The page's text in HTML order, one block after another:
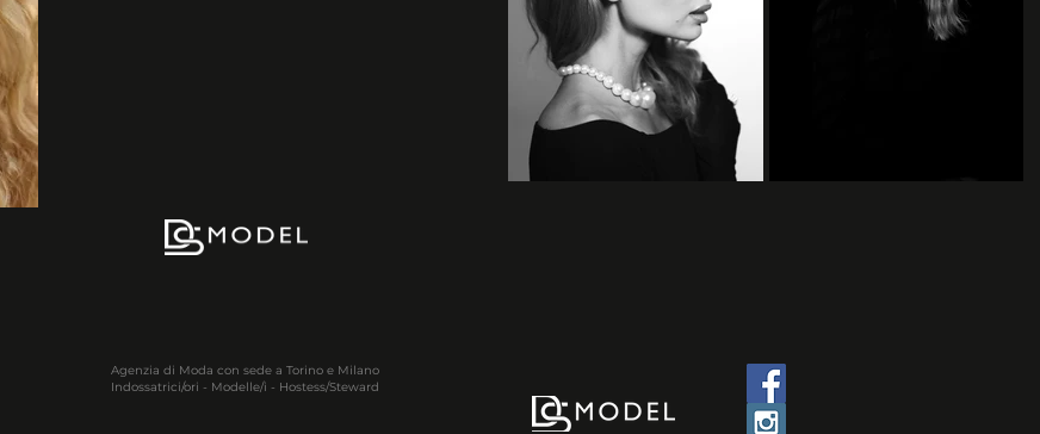
Agenzia di Moda con sede a Torino e Milano
Indossatrici/ori - Modelle/i - Hostess/Steward